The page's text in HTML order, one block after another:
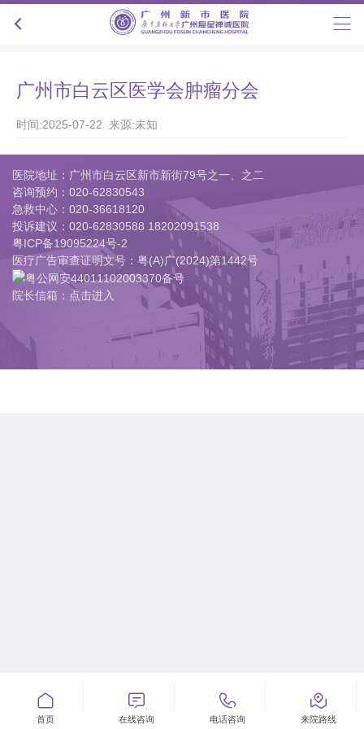
广州市白云区医学会肿瘤分会
时间:2025-07-22 来源:未知

首页

在线咨询

电话咨询

来院路线
医院地址：广州市白云区新市新街79号之一、之二
咨询预约： 020-62830543
急救中心： 020-36618120
投诉建议： 020-62830588 18202091538
粤ICP备19095224号-2
医疗广告审查证明文号：粤(A)广(2024)第1442号
粤公网安44011102003370备号
院长信箱：点击进入